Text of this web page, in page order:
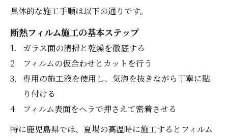
具体的な施工手順は以下の通りです。
断熱フィルム施工の基本ステップ
ガラス面の清掃と乾燥を徹底する
フィルムの仮合わせとカットを行う
専用の施工液を使用し、気泡を抜きながら丁寧に貼
り付ける
フィルム表面をヘラで押さえて密着させる
特に鹿児島県では、夏場の高温時に施工するとフィルム